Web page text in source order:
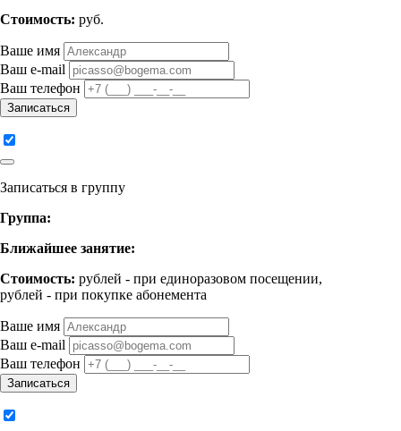
Стоимость: руб.
Ваше имя
Ваш e-mail
Ваш телефон
Записаться
Записаться в группу
Группа:
Ближайшее занятие:
Стоимость: рублей - при единоразовом посещении,
рублей - при покупке абонемента
Ваше имя
Ваш e-mail
Ваш телефон
Записаться